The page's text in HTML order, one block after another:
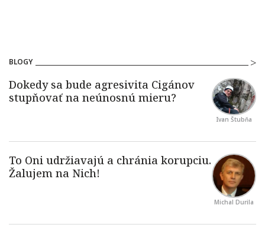
BLOGY
Ivan Štubňa
Michal Durila